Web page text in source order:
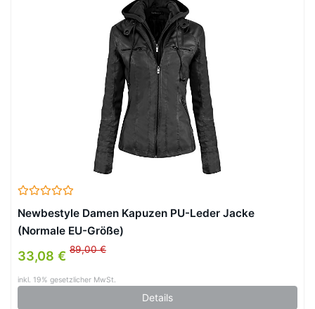
Newbestyle Damen Kapuzen PU-Leder Jacke
(Normale EU-Größe)
33,08 € 89,00 €
inkl. 19% gesetzlicher MwSt.
Details